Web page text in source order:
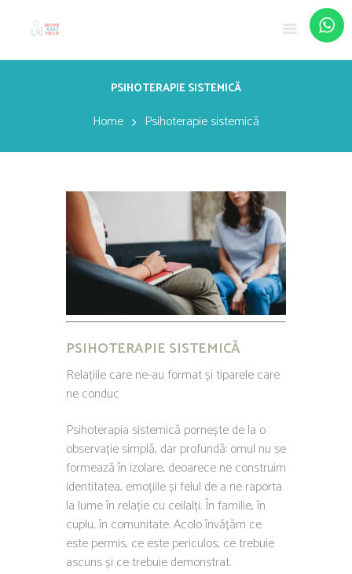
PSIHOTERAPIE SISTEMICĂ
Home Psihoterapie sistemică
PSIHOTERAPIE SISTEMICĂ
Relațiile care ne-au format și tiparele care
ne conduc
Psihoterapia sistemică pornește de la o
observație simplă, dar profundă: omul nu se
formează în izolare, deoarece ne construim
identitatea, emoțiile și felul de a ne raporta
la lume în relație cu ceilalți. În familie, în
cuplu, în comunitate. Acolo învățăm ce
este permis, ce este periculos, ce trebuie
ascuns și ce trebuie demonstrat.